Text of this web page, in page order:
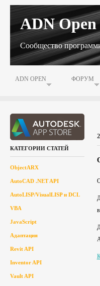
ADN
Сообщество
ADN OPEN ФОРУМ
КАТЕГОРИИ СТАТЕЙ
ObjectARX
AutoCAD .NET API
AutoLISP/VisualLISP и DCL
VBA
JavaScript
Адаптация
Revit API
Inventor API
Vault API